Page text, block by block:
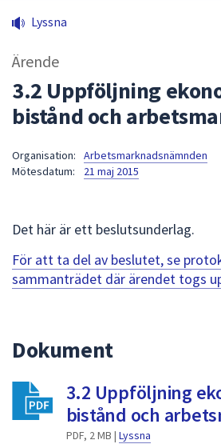
Lyssna
Ärende
3.2 Uppföljning
bistånd och
Organisation:
Arbetsmarknadsnämnden
Mötesdatum:
21 maj 2015
Det här är ett beslutsunderlag.
För att ta del av beslutet, se
sammanträdet där ärendet togs
Dokument
3.2 Uppföljning
bistånd och
PDF, 2 MB | Lyssna